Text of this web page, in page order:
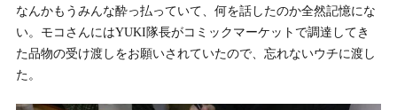
なんかもうみんな酔っ払っていて、何を話したのか全然記憶にな
い。モコさんにはYUKI隊長がコミックマーケットで調達してき
た品物の受け渡しをお願いされていたので、忘れないウチに渡し
た。